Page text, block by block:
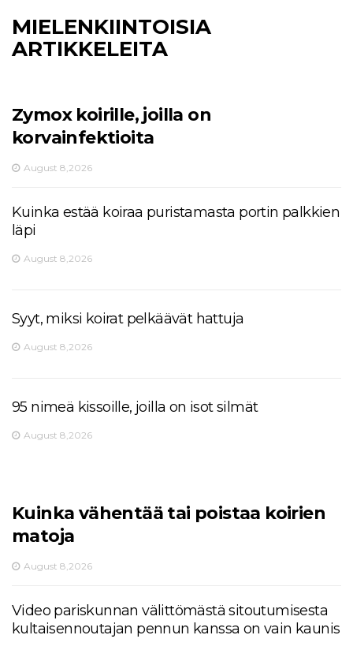
MIELENKIINTOISIA
ARTIKKELEITA
Zymox koirille, joilla on
korvainfektioita
August 8,2026
Kuinka estää koiraa puristamasta portin palkkien
läpi
August 8,2026
Syyt, miksi koirat pelkäävät hattuja
August 8,2026
95 nimeä kissoille, joilla on isot silmät
August 8,2026
Kuinka vähentää tai poistaa koirien
matoja
August 8,2026
Video pariskunnan välittömästä sitoutumisesta
kultaisennoutajan pennun kanssa on vain kaunis